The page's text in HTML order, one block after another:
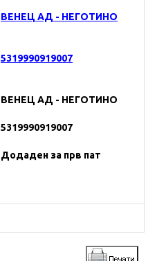
ВЕНЕЦ АД - НЕГОТИНО
5319990919007
ВЕНЕЦ АД - НЕГОТИНО
5319990919007
Додаден за прв пат